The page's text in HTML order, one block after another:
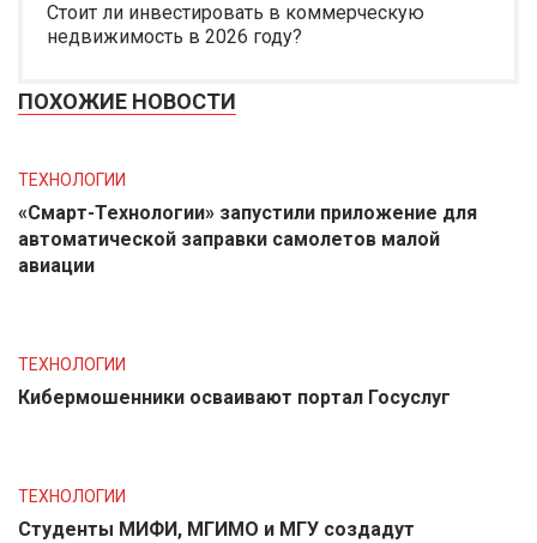
Стоит ли инвестировать в коммерческую
недвижимость в 2026 году?
ПОХОЖИЕ НОВОСТИ
ТЕХНОЛОГИИ
«Смарт-Технологии» запустили приложение для
автоматической заправки самолетов малой
авиации
ТЕХНОЛОГИИ
Кибермошенники осваивают портал Госуслуг
ТЕХНОЛОГИИ
Студенты МИФИ, МГИМО и МГУ создадут